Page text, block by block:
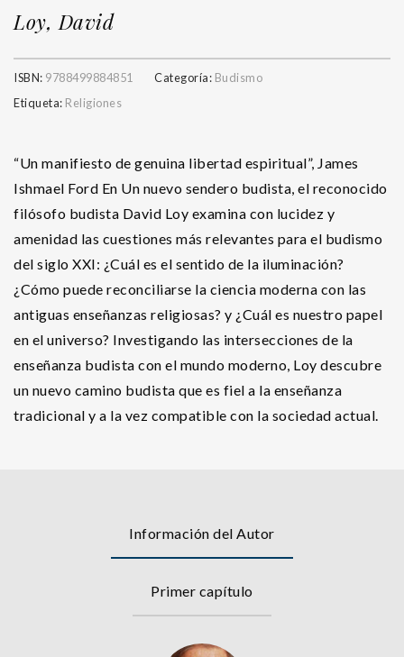
Loy, David
ISBN: 9788499884851 Categoría: Budismo
Etiqueta: Religiones
“Un manifiesto de genuina libertad espiritual”, James
Ishmael Ford En Un nuevo sendero budista, el reconocido
filósofo budista David Loy examina con lucidez y
amenidad las cuestiones más relevantes para el budismo
del siglo XXI: ¿Cuál es el sentido de la iluminación?
¿Cómo puede reconciliarse la ciencia moderna con las
antiguas enseñanzas religiosas? y ¿Cuál es nuestro papel
en el universo? Investigando las intersecciones de la
enseñanza budista con el mundo moderno, Loy descubre
un nuevo camino budista que es fiel a la enseñanza
tradicional y a la vez compatible con la sociedad actual.
Información del Autor
Primer capítulo